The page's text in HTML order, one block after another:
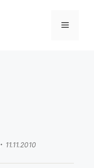
Menü
11.11.2010